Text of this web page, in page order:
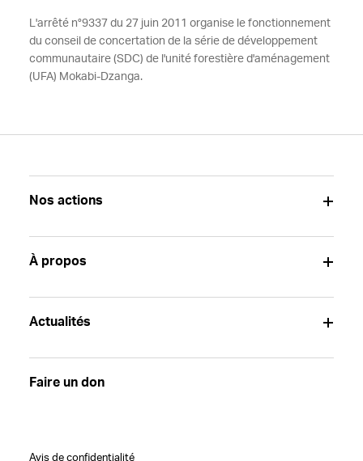
L'arrêté n°9337 du 27 juin 2011 organise le fonctionnement
du conseil de concertation de la série de développement
communautaire (SDC) de l'unité forestière d'aménagement
(UFA) Mokabi-Dzanga.
Nos actions
À propos
Actualités
Faire un don
Avis de confidentialité